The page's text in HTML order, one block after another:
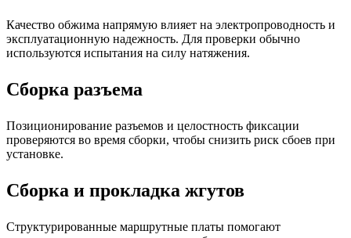
Качество обжима напрямую влияет на электропроводность и
эксплуатационную надежность. Для проверки обычно
используются испытания на силу натяжения.
Сборка разъема
Позиционирование разъемов и целостность фиксации
проверяются во время сборки, чтобы снизить риск сбоев при
установке.
Сборка и прокладка жгутов
Структурированные маршрутные платы помогают